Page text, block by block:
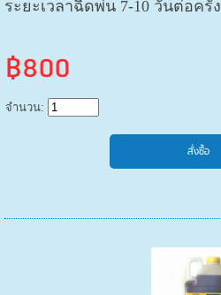
ระยะเวลาฉีดพ่น 7-10 วันต่อครั้ง
฿800
จำนวน: